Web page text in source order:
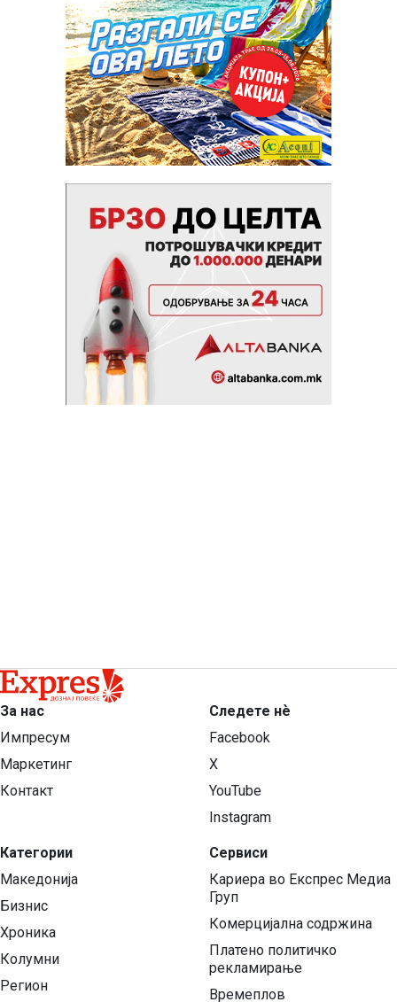
За нас
Импресум
Маркетинг
Контакт
Категории
Македонија
Бизнис
Хроника
Колумни
Регион
Следете нѐ
Facebook
X
YouTube
Instagram
Сервиси
Кариера во Експрес Медиа
Груп
Комерцијална содржина
Платено политичко
рекламирање
Времеплов